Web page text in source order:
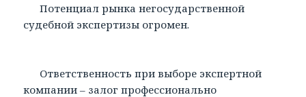
Потенциал рынка негосударственной
судебной экспертизы огромен.
Ответственность при выборе экспертной
компании – залог профессионально